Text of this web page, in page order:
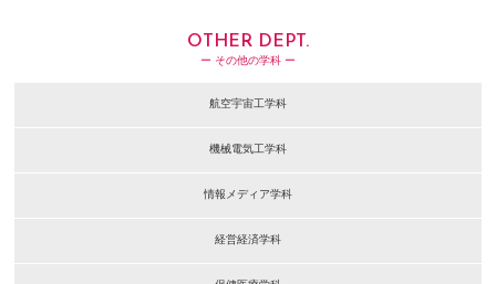
OTHER DEPT.
ー その他の学科 ー
航空宇宙工学科
機械電気工学科
情報メディア学科
経営経済学科